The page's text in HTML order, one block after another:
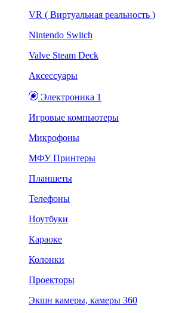
VR ( Виртуальная реальность )
Nintendo Switch
Valve Steam Deck
Аксессуары
Электроника 1
Игровые компьютеры
Микрофоны
МФУ Принтеры
Планшеты
Телефоны
Ноутбуки
Караоке
Колонки
Проекторы
Экшн камеры, камеры 360